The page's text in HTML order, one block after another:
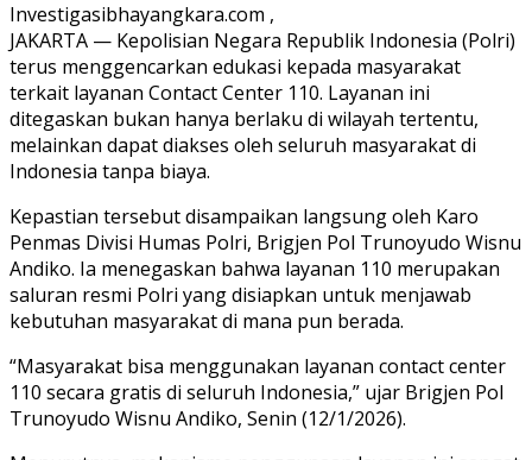
Investigasibhayangkara.com ,
JAKARTA — Kepolisian Negara Republik Indonesia (Polri)
terus menggencarkan edukasi kepada masyarakat
terkait layanan Contact Center 110. Layanan ini
ditegaskan bukan hanya berlaku di wilayah tertentu,
melainkan dapat diakses oleh seluruh masyarakat di
Indonesia tanpa biaya.
Kepastian tersebut disampaikan langsung oleh Karo
Penmas Divisi Humas Polri, Brigjen Pol Trunoyudo Wisnu
Andiko. Ia menegaskan bahwa layanan 110 merupakan
saluran resmi Polri yang disiapkan untuk menjawab
kebutuhan masyarakat di mana pun berada.
“Masyarakat bisa menggunakan layanan contact center
110 secara gratis di seluruh Indonesia,” ujar Brigjen Pol
Trunoyudo Wisnu Andiko, Senin (12/1/2026).